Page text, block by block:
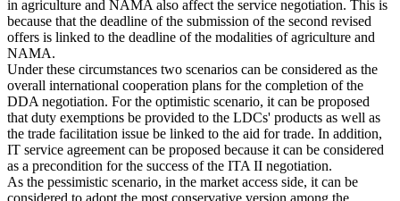
in agriculture and NAMA also affect the service negotiation. This is
because that the deadline of the submission of the second revised
offers is linked to the deadline of the modalities of agriculture and
NAMA.
Under these circumstances two scenarios can be considered as the
overall international cooperation plans for the completion of the
DDA negotiation. For the optimistic scenario, it can be proposed
that duty exemptions be provided to the LDCs' products as well as
the trade facilitation issue be linked to the aid for trade. In addition,
IT service agreement can be proposed because it can be considered
as a precondition for the success of the ITA II negotiation.
As the pessimistic scenario, in the market access side, it can be